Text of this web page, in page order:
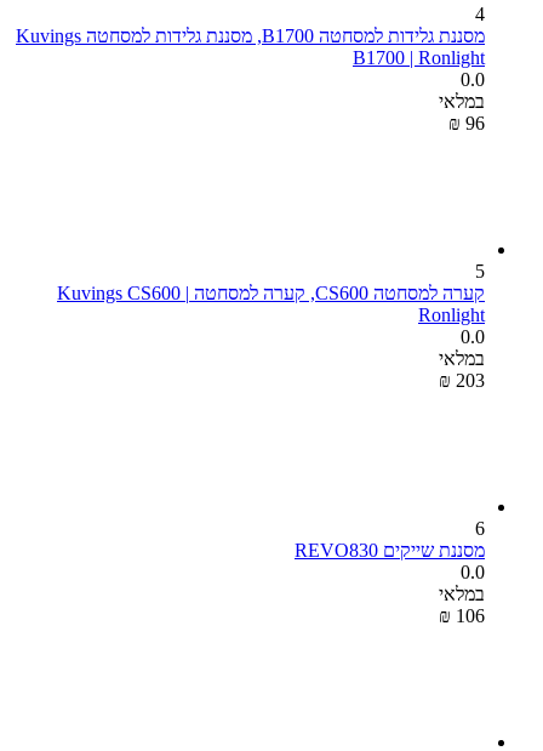
4
מסננת גלידות למסחטה B1700, מסננת גלידות למסחטה Kuvings
B1700 | Ronlight
0.0
במלאי
₪ ‍96‍
5
קערה למסחטה CS600, קערה למסחטה Kuvings CS600 |
Ronlight
0.0
במלאי
₪ ‍203‍
6
מסננת שייקים REVO830
0.0
במלאי
₪ ‍106‍